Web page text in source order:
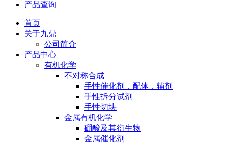
产品查询
首页
关于九鼎
公司简介
产品中心
有机化学
不对称合成
手性催化剂，配体，辅剂
手性拆分试剂
手性切块
金属有机化学
硼酸及其衍生物
金属催化剂